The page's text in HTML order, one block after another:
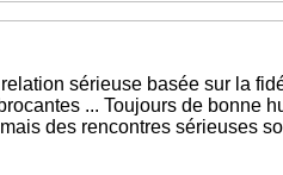
sérieuse basée sur la
... Toujours de bonne
des rencontres sérieuses